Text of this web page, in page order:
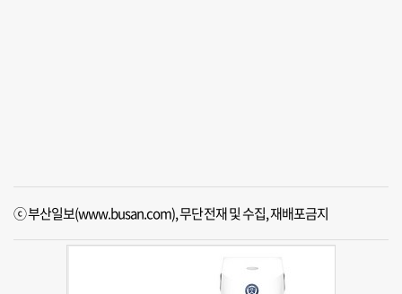
ⓒ 부산일보(www.busan.com), 무단전재 및 수집, 재배포금지